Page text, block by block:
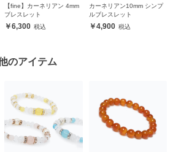
【fine】カーネリアン 4mm
ブレスレット
6,300
カーネリアン10mm シンプ
ルブレスレット
4,900
のアイテム